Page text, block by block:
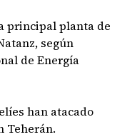
principal planta de
según
de Energía
han atacado
Teherán.